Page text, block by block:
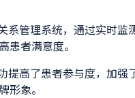
系管理系统，通过实时监
患者满意度。
提高了患者参与度，加强
形象。